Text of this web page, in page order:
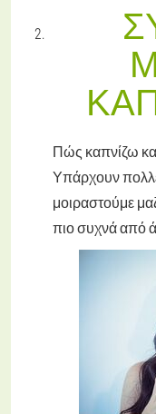
Πώς καπνίζω
Υπάρχουν
μοιραστούμε
πιο συχνά από